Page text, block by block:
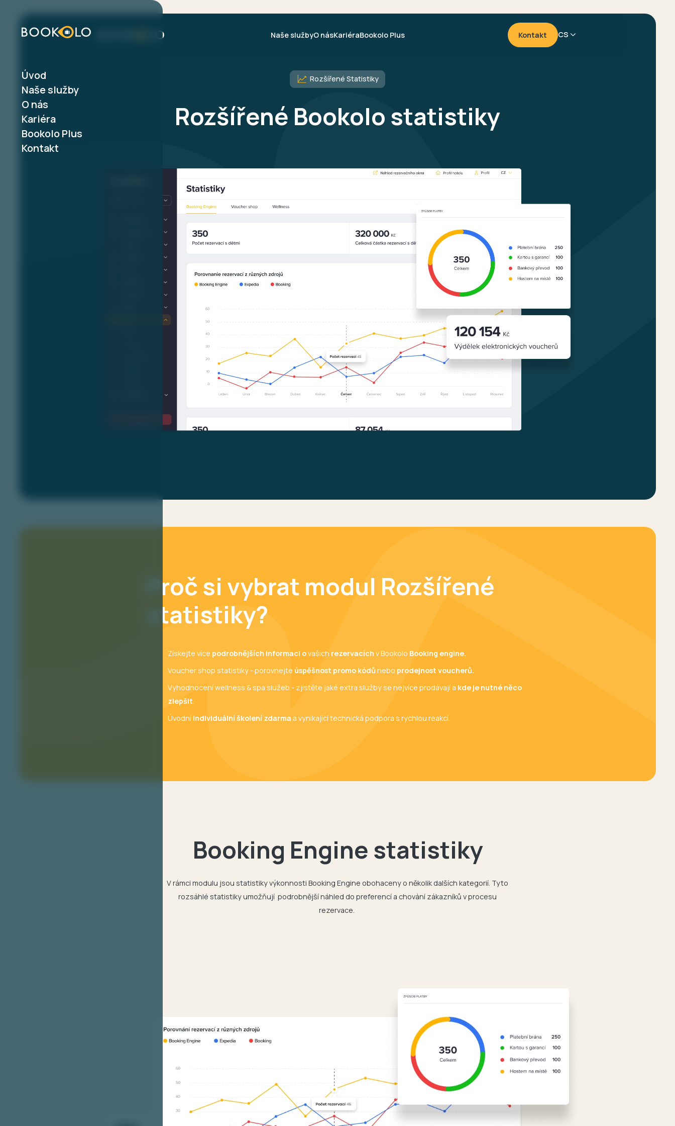
Naše služby
Channel Manager
Modul Emailing
Rozšířené Statistiky
Konektivita
Párování plateb
Marketplace
Hotelové šablony
Guest directory app
Audit hotelových on-
line kampaní
Podpora online
Branding
O násKariéraBookolo Plus Kontakt CS
Úvod
Naše služby
O nás
Kariéra
Bookolo Plus
Kontakt
Rozšířené Statistiky
Rozšířené Bookolo statistiky
Proč si vybrat modul Rozšířené
statistiky?
Získejte více podrobnějších informaci ovašich rezervacích v Bookolo Booking engine.
Voucher shop statistiky - porovnejte úspěšnost promo kódů nebo prodejnost voucherů.
Vyhodnocení wellness & spa služeb - zjistěte jaké extra služby se nejvíce prodávají a kde je nutné něco
zlepšit.
Úvodní individuální školení zdarma a vynikající technická podpora s rychlou reakcí.
Booking Engine statistiky
V rámci modulu jsou statistiky výkonnosti Booking Engine obohaceny o několik dalších kategorií. Tyto
rozsáhlé statistiky umožňují podrobnější náhled do preferencí a chování zákazníků v procesu
rezervace.